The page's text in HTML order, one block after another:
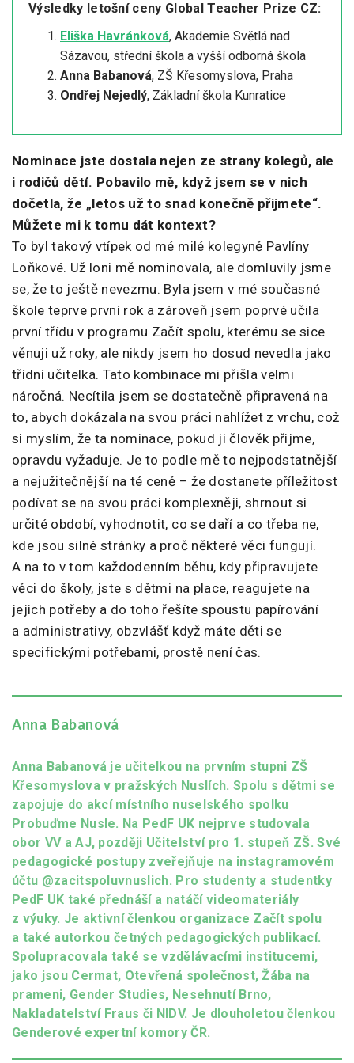
Výsledky letošní ceny Global Teacher Prize CZ:
Eliška Havránková, Akademie Světlá nad
Sázavou, střední škola a vyšší odborná škola
Anna Babanová, ZŠ Křesomyslova, Praha
Ondřej Nejedlý, Základní škola Kunratice
Nominace jste dostala nejen ze strany kolegů, ale
i rodičů dětí. Pobavilo mě, když jsem se v nich
dočetla, že „letos už to snad konečně přijmete“.
Můžete mi k tomu dát kontext?
To byl takový vtípek od mé milé kolegyně Pavlíny
Loňkové. Už loni mě nominovala, ale domluvily jsme
se, že to ještě nevezmu. Byla jsem v mé současné
škole teprve první rok a zároveň jsem poprvé učila
první třídu v programu Začít spolu, kterému se sice
věnuji už roky, ale nikdy jsem ho dosud nevedla jako
třídní učitelka. Tato kombinace mi přišla velmi
náročná. Necítila jsem se dostatečně připravená na
to, abych dokázala na svou práci nahlížet z vrchu, což
si myslím, že ta nominace, pokud ji člověk přijme,
opravdu vyžaduje. Je to podle mě to nejpodstatnější
a nejužitečnější na té ceně – že dostanete příležitost
podívat se na svou práci komplexněji, shrnout si
určité období, vyhodnotit, co se daří a co třeba ne,
kde jsou silné stránky a proč některé věci fungují.
A na to v tom každodenním běhu, kdy připravujete
věci do školy, jste s dětmi na place, reagujete na
jejich potřeby a do toho řešíte spoustu papírování
a administrativy, obzvlášť když máte děti se
specifickými potřebami, prostě není čas.
Anna Babanová
Anna Babanová je učitelkou na prvním stupni ZŠ
Křesomyslova v pražských Nuslích. Spolu s dětmi se
zapojuje do akcí místního nuselského spolku
Probuďme Nusle. Na PedF UK nejprve studovala
obor VV a AJ, později Učitelství pro 1. stupeň ZŠ. Své
pedagogické postupy zveřejňuje na instagramovém
účtu @zacitspoluvnuslich. Pro studenty a studentky
PedF UK také přednáší a natáčí videomateriály
z výuky. Je aktivní členkou organizace Začít spolu
a také autorkou četných pedagogických publikací.
Spolupracovala také se vzdělávacími institucemi,
jako jsou Cermat, Otevřená společnost, Žába na
prameni, Gender Studies, Nesehnutí Brno,
Nakladatelství Fraus či NIDV. Je dlouholetou členkou
Genderové expertní komory ČR.